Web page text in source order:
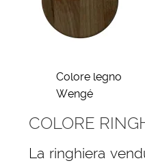
Colore legno
Wengé
COLORE
La ringhiera